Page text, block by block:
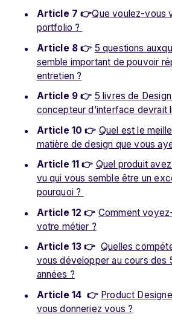
Article 7 👉Que voulez-vous
portfolio ?
Article 8 👉 5 questions
semble important de pouvoir
entretien ?
Article 9 👉 5 livres de
concepteur d’interface devrait
Article 10 👉 Quel est le
matière de design que vous
Article 11 👉 Quel produit
vu qui vous semble être un
pourquoi ?
Article 12 👉 Comment
votre métier ?
Article 13 👉 Quelles
vous développer au cours des
années ?
Article 14 👉 Product
vous donneriez vous ?